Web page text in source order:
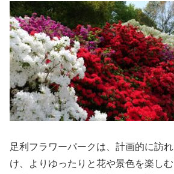
足利フラワーパークは、計画的に訪
け、よりゆったりと花や景色を楽し